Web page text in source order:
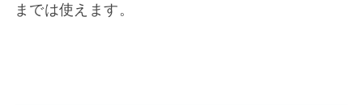
までは使えます。